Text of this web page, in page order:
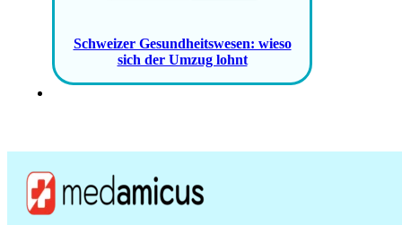
Schweizer Gesundheitswesen: wieso
sich der Umzug lohnt